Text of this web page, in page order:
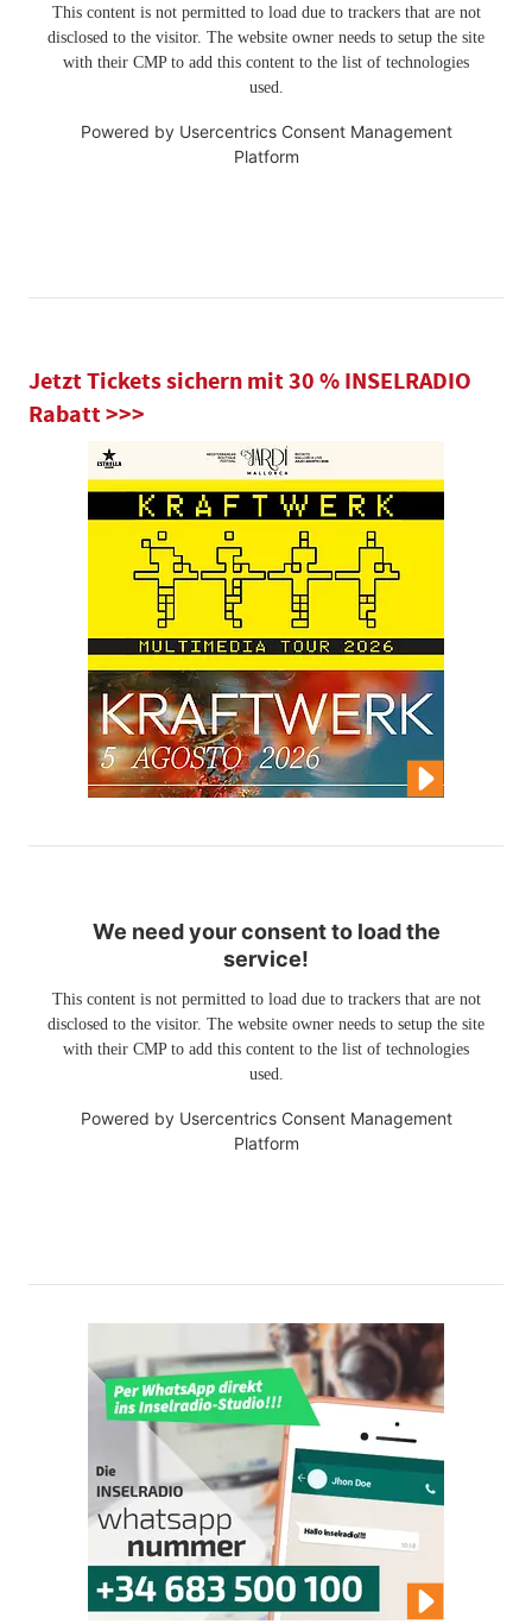
This content is not permitted to load due to trackers that are not
disclosed to the visitor. The website owner needs to setup the site
with their CMP to add this content to the list of technologies
used.
Powered by Usercentrics Consent Management
Platform
Jetzt Tickets sichern mit 30 % INSELRADIO
Rabatt >>>
We need your consent to load the
service!
This content is not permitted to load due to trackers that are not
disclosed to the visitor. The website owner needs to setup the site
with their CMP to add this content to the list of technologies
used.
Powered by Usercentrics Consent Management
Platform